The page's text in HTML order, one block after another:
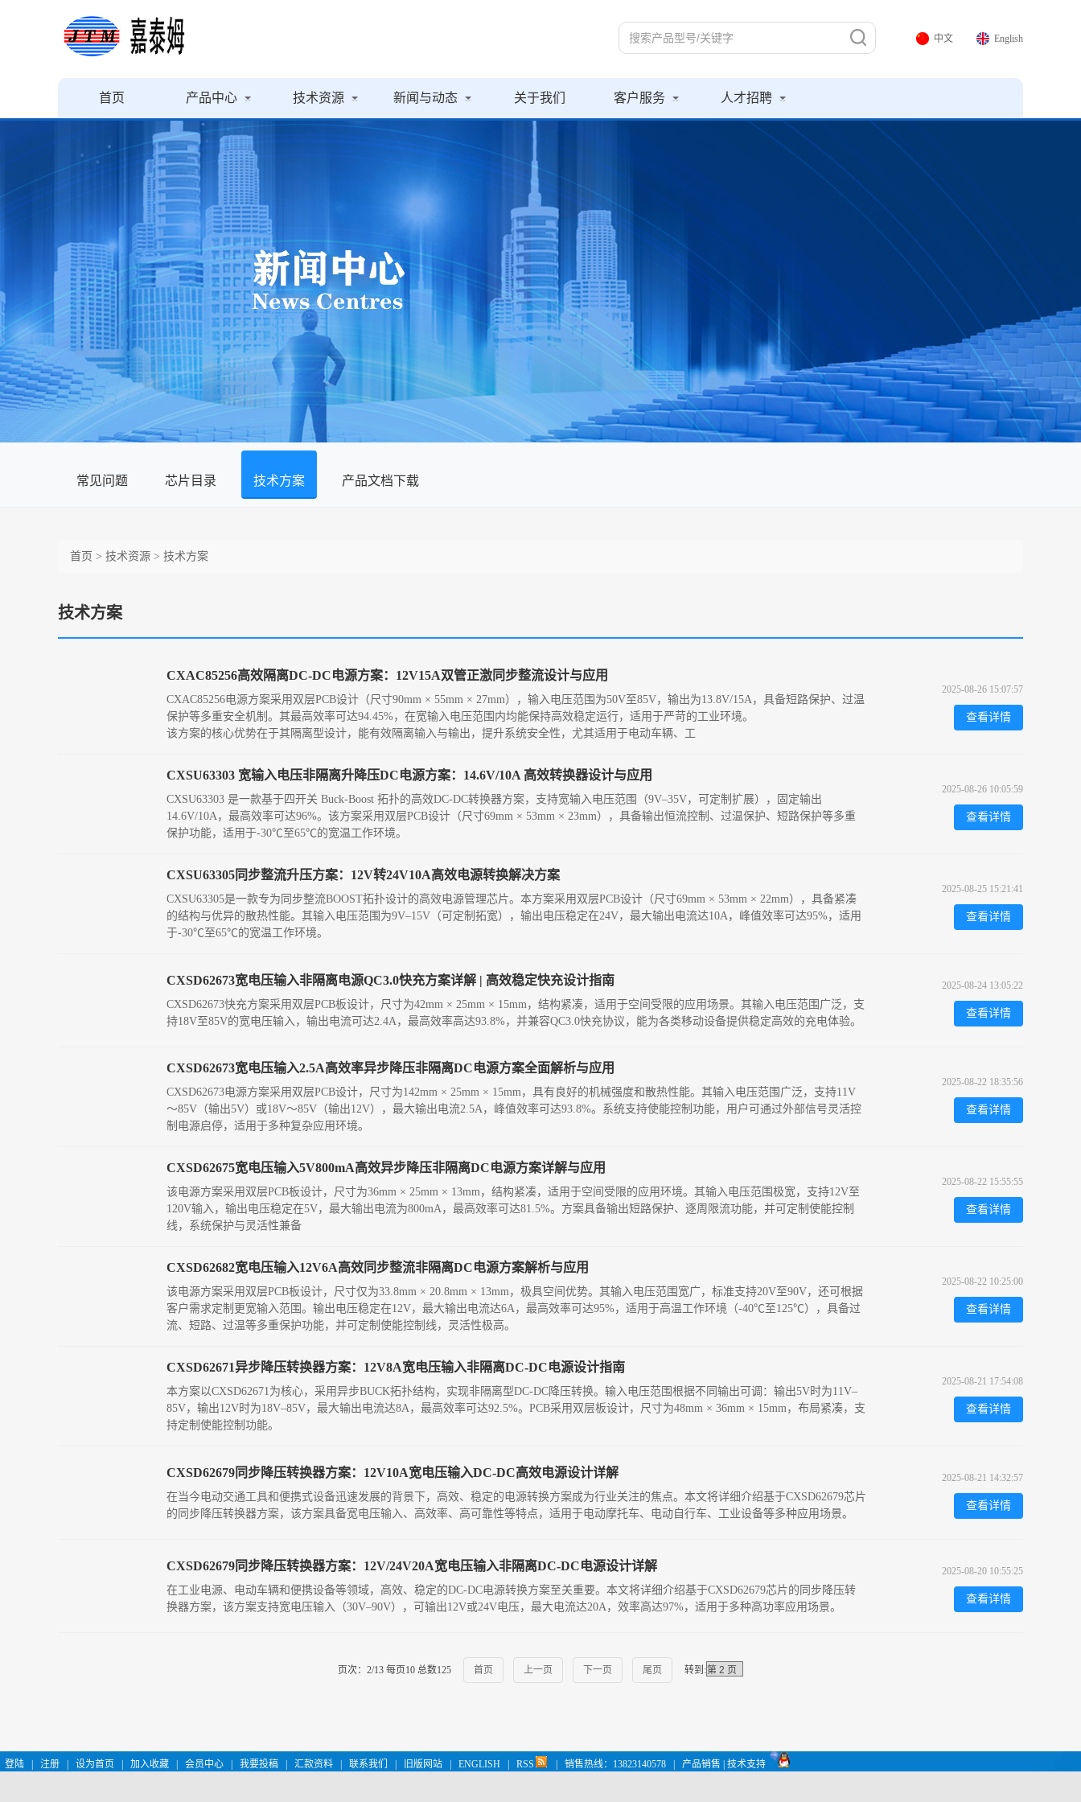
中文 English
首页 产品中心 技术资源 新闻与动态 关于我们 客户服务 人才招聘
常见问题 芯片目录 技术方案 产品文档下载
首页 > 技术资源 > 技术方案
技术方案
CXAC85256高效隔离DC-DC电源方案：12V15A双管正激同步整流设计与应用
CXAC85256电源方案采用双层PCB设计（尺寸90mm × 55mm × 27mm），输入电压范围为50V至85V，输出为13.8V/15A，具备短路保护、过温
保护等多重安全机制。其最高效率可达94.45%，在宽输入电压范围内均能保持高效稳定运行，适用于严苛的工业环境。
该方案的核心优势在于其隔离型设计，能有效隔离输入与输出，提升系统安全性，尤其适用于电动车辆、工
2025-08-26 15:07:57
查看详情
CXSU63303 宽输入电压非隔离升降压DC电源方案：14.6V/10A 高效转换器设计与应用
CXSU63303 是一款基于四开关 Buck-Boost 拓扑的高效DC-DC转换器方案，支持宽输入电压范围（9V–35V，可定制扩展），固定输出
14.6V/10A，最高效率可达96%。该方案采用双层PCB设计（尺寸69mm × 53mm × 23mm），具备输出恒流控制、过温保护、短路保护等多重
保护功能，适用于-30℃至65℃的宽温工作环境。
2025-08-26 10:05:59
查看详情
CXSU63305同步整流升压方案：12V转24V10A高效电源转换解决方案
CXSU63305是一款专为同步整流BOOST拓扑设计的高效电源管理芯片。本方案采用双层PCB设计（尺寸69mm × 53mm × 22mm），具备紧凑
的结构与优异的散热性能。其输入电压范围为9V–15V（可定制拓宽），输出电压稳定在24V，最大输出电流达10A，峰值效率可达95%，适用
于-30℃至65℃的宽温工作环境。
2025-08-25 15:21:41
查看详情
CXSD62673宽电压输入非隔离电源QC3.0快充方案详解 | 高效稳定快充设计指南
CXSD62673快充方案采用双层PCB板设计，尺寸为42mm × 25mm × 15mm，结构紧凑，适用于空间受限的应用场景。其输入电压范围广泛，支
持18V至85V的宽电压输入，输出电流可达2.4A，最高效率高达93.8%，并兼容QC3.0快充协议，能为各类移动设备提供稳定高效的充电体验。
2025-08-24 13:05:22
查看详情
CXSD62673宽电压输入2.5A高效率异步降压非隔离DC电源方案全面解析与应用
CXSD62673电源方案采用双层PCB设计，尺寸为142mm × 25mm × 15mm，具有良好的机械强度和散热性能。其输入电压范围广泛，支持11V
～85V（输出5V）或18V～85V（输出12V），最大输出电流2.5A，峰值效率可达93.8%。系统支持使能控制功能，用户可通过外部信号灵活控
制电源启停，适用于多种复杂应用环境。
2025-08-22 18:35:56
查看详情
CXSD62675宽电压输入5V800mA高效异步降压非隔离DC电源方案详解与应用
该电源方案采用双层PCB板设计，尺寸为36mm × 25mm × 13mm，结构紧凑，适用于空间受限的应用环境。其输入电压范围极宽，支持12V至
120V输入，输出电压稳定在5V，最大输出电流为800mA，最高效率可达81.5%。方案具备输出短路保护、逐周限流功能，并可定制使能控制
线，系统保护与灵活性兼备
2025-08-22 15:55:55
查看详情
CXSD62682宽电压输入12V6A高效同步整流非隔离DC电源方案解析与应用
该电源方案采用双层PCB板设计，尺寸仅为33.8mm × 20.8mm × 13mm，极具空间优势。其输入电压范围宽广，标准支持20V至90V，还可根据
客户需求定制更宽输入范围。输出电压稳定在12V，最大输出电流达6A，最高效率可达95%，适用于高温工作环境（-40℃至125℃），具备过
流、短路、过温等多重保护功能，并可定制使能控制线，灵活性极高。
2025-08-22 10:25:00
查看详情
CXSD62671异步降压转换器方案：12V8A宽电压输入非隔离DC-DC电源设计指南
本方案以CXSD62671为核心，采用异步BUCK拓扑结构，实现非隔离型DC-DC降压转换。输入电压范围根据不同输出可调：输出5V时为11V–
85V，输出12V时为18V–85V，最大输出电流达8A，最高效率可达92.5%。PCB采用双层板设计，尺寸为48mm × 36mm × 15mm，布局紧凑，支
持定制使能控制功能。
2025-08-21 17:54:08
查看详情
CXSD62679同步降压转换器方案：12V10A宽电压输入DC-DC高效电源设计详解
在当今电动交通工具和便携式设备迅速发展的背景下，高效、稳定的电源转换方案成为行业关注的焦点。本文将详细介绍基于CXSD62679芯片
的同步降压转换器方案，该方案具备宽电压输入、高效率、高可靠性等特点，适用于电动摩托车、电动自行车、工业设备等多种应用场景。
2025-08-21 14:32:57
查看详情
CXSD62679同步降压转换器方案：12V/24V20A宽电压输入非隔离DC-DC电源设计详解
在工业电源、电动车辆和便携设备等领域，高效、稳定的DC-DC电源转换方案至关重要。本文将详细介绍基于CXSD62679芯片的同步降压转
换器方案，该方案支持宽电压输入（30V–90V），可输出12V或24V电压，最大电流达20A，效率高达97%，适用于多种高功率应用场景。
2025-08-20 10:55:25
查看详情
页次：2/13 每页10 总数125 首页 上一页 下一页 尾页 转到:
登陆 注册 设为首页 加入收藏 会员中心 我要投稿 汇款资料 联系我们 旧版网站 ENGLISH RSS 销售热线：13823140578 产品销售 | 技术支持